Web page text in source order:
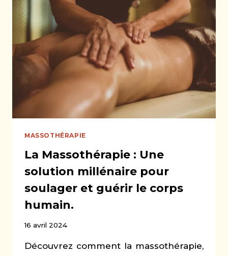
MANUELLE
MASSOTHÉRAPIE
La Massothérapie : Une
solution millénaire pour
soulager et guérir le corps
humain.
16 avril 2024
Découvrez comment la massothérapie,